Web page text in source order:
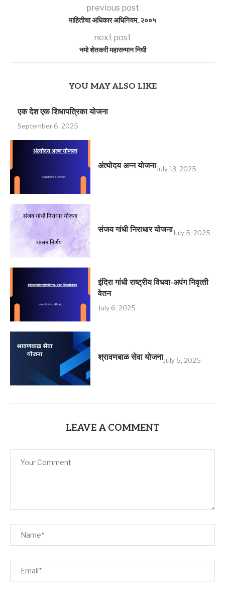
previous post
माहितीचा अधिकार अधिनियम, २००५
next post
नमो शेतकरी महासन्मान निधी
YOU MAY ALSO LIKE
एक देश एक शिधापत्रिका योजना
September 6, 2025
अंत्योदय अन्न योजनाJuly 13, 2025
संजय गांधी निराधार योजनाJuly 5, 2025
इंदिरा गांधी राष्‍ट्रीय विधवा-अपंग निवृत्‍ती
वेतन
July 6, 2025
श्रावणबाळ सेवा योजनाJuly 5, 2025
LEAVE A COMMENT